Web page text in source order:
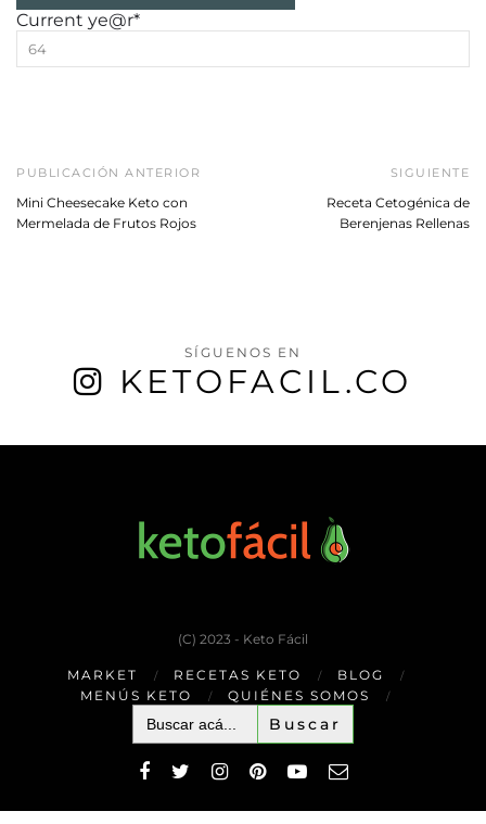
Current ye@r*
PUBLICACIÓN ANTERIOR
Mini Cheesecake Keto con
Mermelada de Frutos Rojos
SIGUIENTE
Receta Cetogénica de
Berenjenas Rellenas
SÍGUENOS EN
KETOFACIL.CO
(C) 2023 - Keto Fácil
MARKET RECETAS KETO
BLOG
MENÚS KETO
QUIÉNES SOMOS
Buscar: